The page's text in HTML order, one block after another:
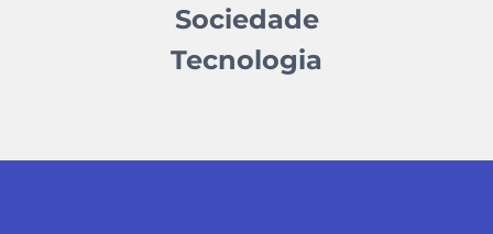
Sociedade
Tecnologia